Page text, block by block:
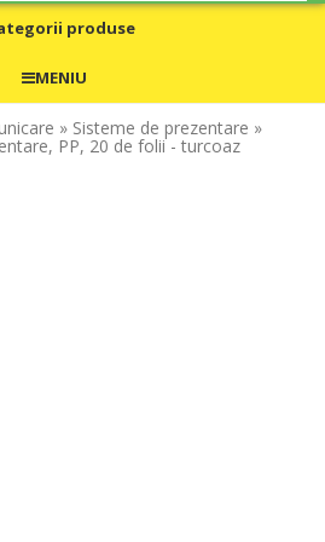
produse
MENIU
» Sisteme de prezentare »
PP, 20 de folii - turcoaz